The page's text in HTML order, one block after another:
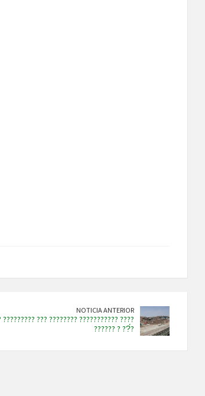
NOTICIA ANTERIOR
??? ???????? ??????????? ????
?????? ? ??́?